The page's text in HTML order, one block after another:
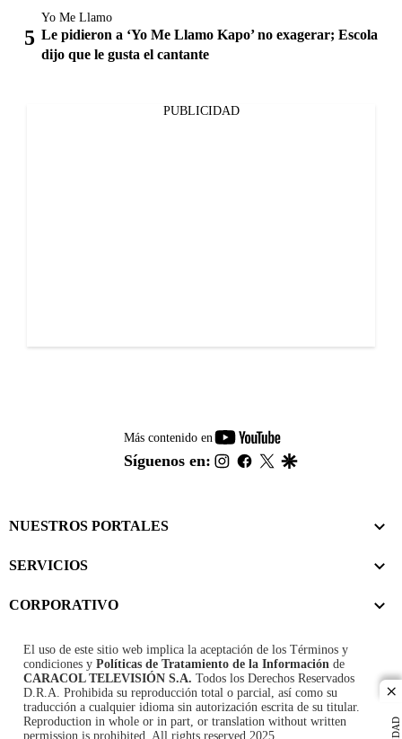
Yo Me Llamo
Le pidieron a ‘Yo Me Llamo Kapo’ no exagerar; Escola
dijo que le gusta el cantante
PUBLICIDAD
Más contenido en
youtube-
footer
Síguenos en: instagram
facebook
twitter
NUESTROS PORTALES
SERVICIOS
CORPORATIVO
El uso de este sitio web implica la aceptación de los Términos y
condiciones y Políticas de Tratamiento de la Información de
CARACOL TELEVISIÓN S.A. Todos los Derechos Reservados
D.R.A. Prohibida su reproducción total o parcial, así como su
traducción a cualquier idioma sin autorización escrita de su titular.
Reproduction in whole or in part, or translation without written
permission is prohibited. All rights reserved 2025.